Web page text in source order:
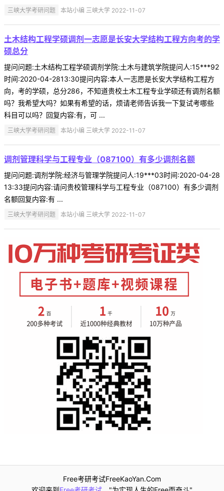
三峡大学考研问题 本站小编 三峡大学 2022-11-07
土木结构工程学硕调剂一志愿是长安大学结构工程方向考的学
硕总分
提问问题:土木结构工程学硕调剂学院:土木与建筑学院提问人:15***92
时间:2020-04-2813:30提问内容:本人一志愿是长安大学结构工程方
向，考的学硕，总分286，不知道贵校土木工程专业学硕还有调剂名额
吗？我希望大吗？如果有希望的话，烦请老师告诉我一下复试考哪些
科目可以吗？回复内容:有，可 ...
三峡大学考研问题 本站小编 三峡大学 2022-11-07
调剂管理科学与工程专业（087100）有多少调剂名额
提问问题:调剂学院:经济与管理学院提问人:19***03时间:2020-04-28
13:33提问内容:请问贵校管理科学与工程专业（087100）有多少调剂
名额回复内容:有 ...
三峡大学考研问题 本站小编 三峡大学 2022-11-07
Free考研考试FreeKaoYan.Com